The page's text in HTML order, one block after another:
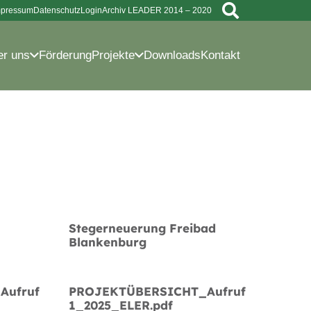
DatenschutzLoginArchiv LEADER 2014 – 2020
uns FörderungProjekte DownloadsKontakt
Stegerneuerung Freibad
Blankenburg
PROJEKTÜBERSICHT_Aufruf
1_2025_ELER.pdf